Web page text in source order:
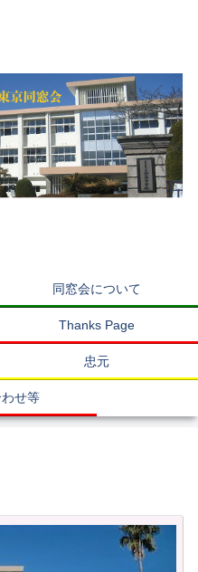
同窓会について
Thanks Page
忠元
せ等